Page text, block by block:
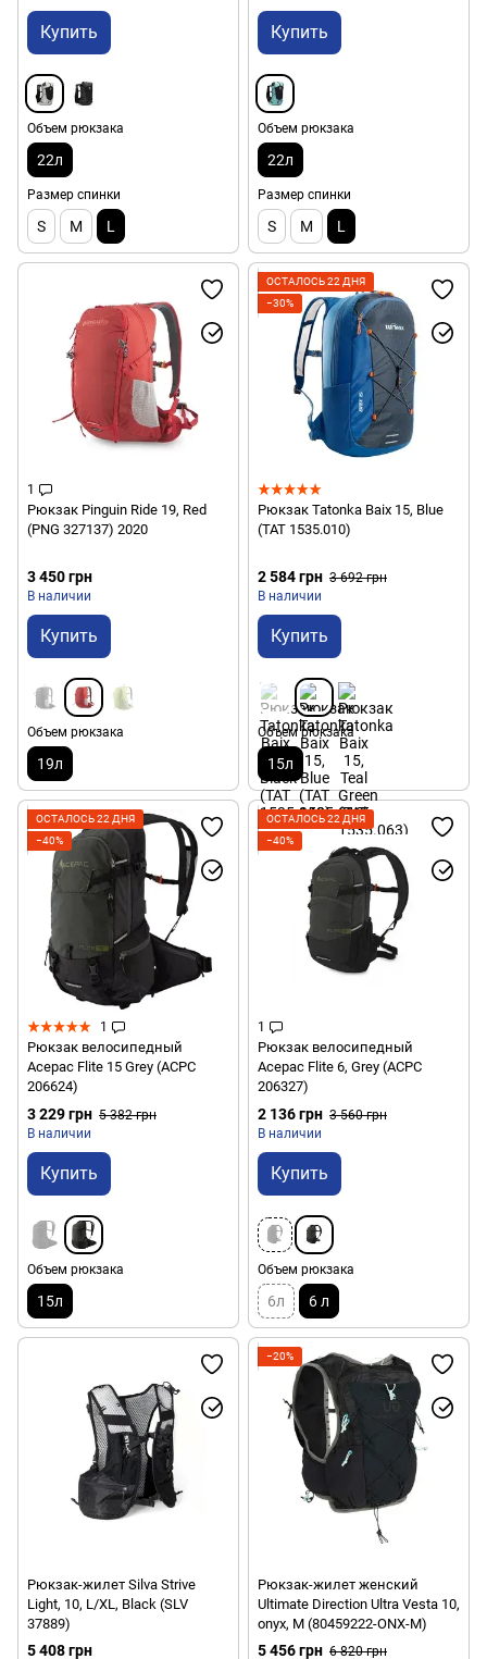
Купить
Объем рюкзака
22л
Размер спинки
S M L
Купить
Объем рюкзака
22л
Размер спинки
S M L
1
Рюкзак Pinguin Ride 19, Red
(PNG 327137) 2020
3 450 грн
В наличии
Купить
Объем рюкзака
19л
ОСТАЛОСЬ 22 ДНЯ
−30%
Рюкзак Tatonka Baix 15, Blue
(TAT 1535.010)
2 584 грн 3 692 грн
В наличии
Купить
Объем рюкзака
15л
ОСТАЛОСЬ 22 ДНЯ
−40%
1
Рюкзак велосипедный
Acepac Flite 15 Grey (ACPC
206624)
3 229 грн 5 382 грн
В наличии
Купить
Объем рюкзака
15л
ОСТАЛОСЬ 22 ДНЯ
−40%
1
Рюкзак велосипедный
Acepac Flite 6, Grey (ACPC
206327)
2 136 грн 3 560 грн
В наличии
Купить
Объем рюкзака
6л 6 л
Рюкзак-жилет Silva Strive
Light, 10, L/XL, Black (SLV
37889)
5 408 грн
−20%
Рюкзак-жилет женский
Ultimate Direction Ultra Vesta 10,
onyx, M (80459222-ONX-M)
5 456 грн 6 820 грн